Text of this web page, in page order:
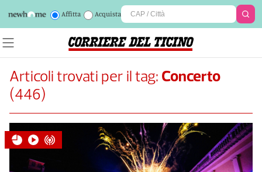
Affitta Acquista
Articoli trovati per il tag: Concerto
(446)